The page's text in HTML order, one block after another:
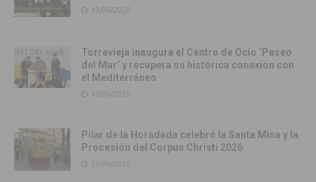
13/06/2026
Torrevieja inaugura el Centro de Ocio ‘Paseo
del Mar’ y recupera su histórica conexión con
el Mediterráneo
12/06/2026
Pilar de la Horadada celebró la Santa Misa y la
Procesión del Corpus Christi 2026
11/06/2026